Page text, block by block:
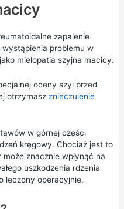
zapalenie
problemu w
mielopatia szyjna macicy.
oceny szyi przed
otrzymasz znieczulenie
w górnej części
kręgowy. Chociaż jest to
znacznie wpłynąć na
uszkodzenia rdzenia
leczony operacyjnie.